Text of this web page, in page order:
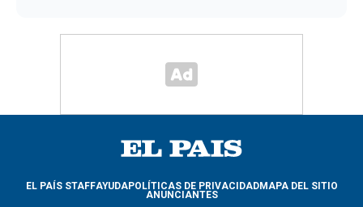
EL PAÍS STAFFAYUDAPOLÍTICAS DE PRIVACIDADMAPA DEL SITIO
ANUNCIANTES